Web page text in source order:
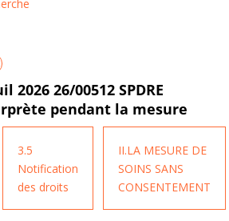
2026 26/00512 SPDRE
pendant la mesure
3.5
Notification
des droits
II.LA MESURE DE
SOINS SANS
CONSENTEMENT